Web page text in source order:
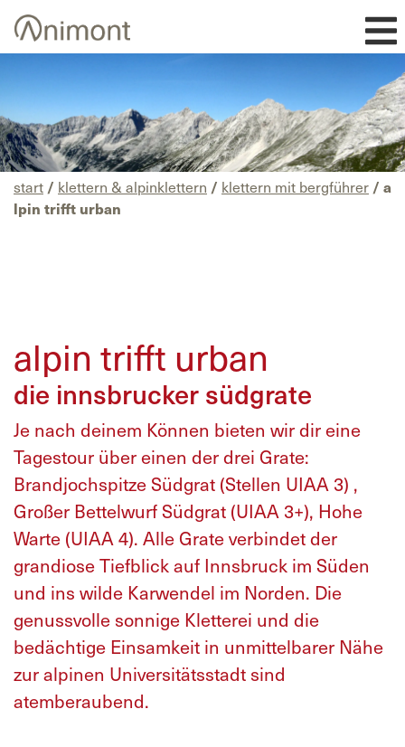
Skip
content
start / klettern & alpinklettern / klettern mit bergführer / a
lpin trifft urban
alpin trifft urban
die innsbrucker südgrate
Je nach deinem Können bieten wir dir eine
Tagestour über einen der drei Grate:
Brandjochspitze Südgrat (Stellen UIAA 3) ,
Großer Bettelwurf Südgrat (UIAA 3+), Hohe
Warte (UIAA 4). Alle Grate verbindet der
grandiose Tiefblick auf Innsbruck im Süden
und ins wilde Karwendel im Norden. Die
genussvolle sonnige Kletterei und die
bedächtige Einsamkeit in unmittelbarer Nähe
zur alpinen Universitätsstadt sind
atemberaubend.